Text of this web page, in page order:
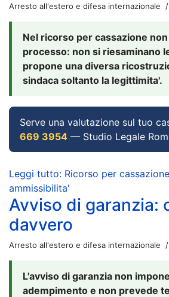
Arresto all'estero e difesa internazionale
Nel ricorso per cassazione
processo: non si riesaminano
propone una diversa
sindaca soltanto la legittimita'.
Serve una valutazione sul tuo
669 3954 — Studio Legale
Leggi tutto: Ricorso per
ammissibilita'
Avviso di garanzia:
davvero
Arresto all'estero e difesa internazionale
L'avviso di garanzia non
adempimento e non prevede